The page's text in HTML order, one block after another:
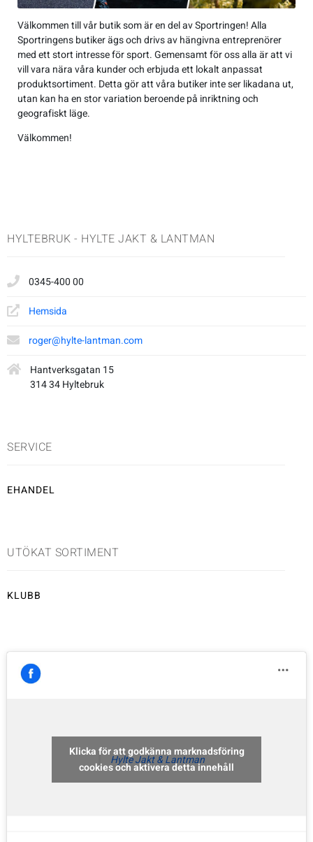
Jackor
Overaller
Regnkläder
T-shirts & linnen
Kängor
Sneakers
Övrigt
Lek & spel
Sporttillbehör
Väskor
Accessoarer
Byxor
Jackor
Regnkläder
Underkläder
Sneakers
Träningsskor
Walkingskor
Cykelskor
Friluftstillbehör
Glasögon
Handskar
Hjälmar
Skridskor
Skydd
Accessoarer
Byxor
Jackor
Regnkläder
Underkläder
Träningsskor
Walkingskor
Cykelskor
Gummistövlar
Friluftstillbehör
Glasögon
Handskar
Hjälmar
Skridskor
Skydd
Simning
Squash
Alpint
Badminton
Hockey
Innebandy
Volleyboll
Välkommen till vår butik som är en del av Sportringen! Alla
Sportringens butiker ägs och drivs av hängivna entreprenörer
med ett stort intresse för sport. Gemensamt för oss alla är att vi
vill vara nära våra kunder och erbjuda ett lokalt anpassat
produktsortiment. Detta gör att våra butiker inte ser likadana ut,
utan kan ha en stor variation beroende på inriktning och
geografiskt läge.
Välkommen!
HYLTEBRUK - HYLTE JAKT & LANTMAN
0345-400 00
Hemsida
roger@hylte-lantman.com
Hantverksgatan 15
314 34 Hyltebruk
SERVICE
EHANDEL
UTÖKAT SORTIMENT
KLUBB
Hylte Jakt & Lantman
Klicka för att godkänna marknadsföring
cookies och aktivera detta innehåll